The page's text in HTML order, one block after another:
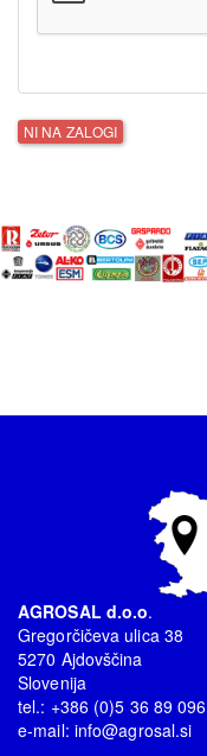
NI NA ZALOGI
AGROSAL d.o.o.
Gregorčičeva ulica 38
5270 Ajdovščina
Slovenija
tel.: +386 (0)5 36 89 096
e-mail: info@agrosal.si